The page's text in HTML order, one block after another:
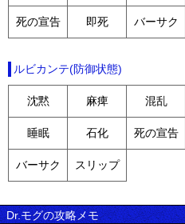
死の宣告 即死 バーサク
ルビカンテ(防御状態)
沈黙 麻痺 混乱
睡眠 石化 死の宣告
バーサク スリップ
Dr.モグの攻略メモ